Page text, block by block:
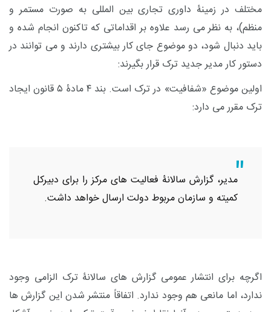
مختلف در زمینۀ داوری تجاری بین المللی به صورت مستمر و
منظم)، به نظر می رسد علاوه بر اقداماتی که تاکنون انجام شده و
باید دنبال شود، دو موضوع جای کار بیشتری دارند و می توانند در
دستور کار مدیر جدید ترک قرار بگیرند:
اولین موضوع «شفافیت» در ترک است. بند ۴ مادۀ ۵ قانون ایجاد
ترک مقرر می دارد:
مدیر، گزارش سالانۀ فعالیت های مرکز را برای دبیرکل
کمیته و سازمان مربوط دولت ارسال خواهد داشت.
اگرچه برای انتشار عمومی گزارش های سالانۀ ترک الزامی وجود
ندارد، اما مانعی هم وجود ندارد. اتفاقاً منتشر شدن این گزارش ها